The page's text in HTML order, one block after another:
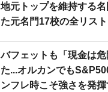
地元トップを維持する
た元名門17校の全リスト
バフェットも「現金は
た...オルカンでも
ンフレ時こそ強さを発揮